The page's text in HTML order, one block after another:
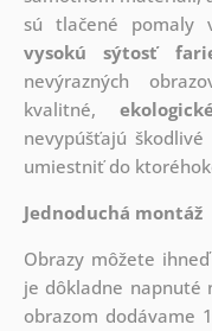
sú tlačené pomaly
vysokú sýtosť
nevýrazných
kvalitné,
nevypúšťajú
umiestniť do
Jednoduchá montáž
Obrazy môžete
je dôkladne napnuté
obrazom dodávame